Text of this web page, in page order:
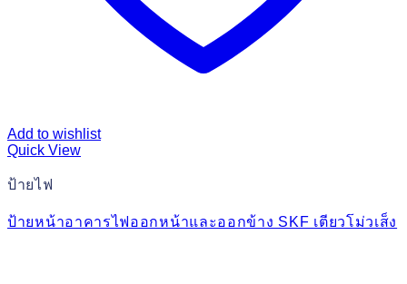
Add to wishlist
Quick View
ป้ายไฟ
ป้ายหน้าอาคารไฟออกหน้าและออกข้าง SKF เตียวโม่วเส็ง